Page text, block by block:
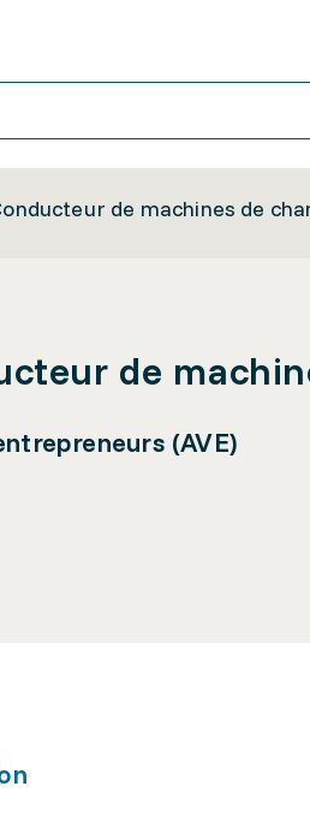
de machines de
de
(AVE)